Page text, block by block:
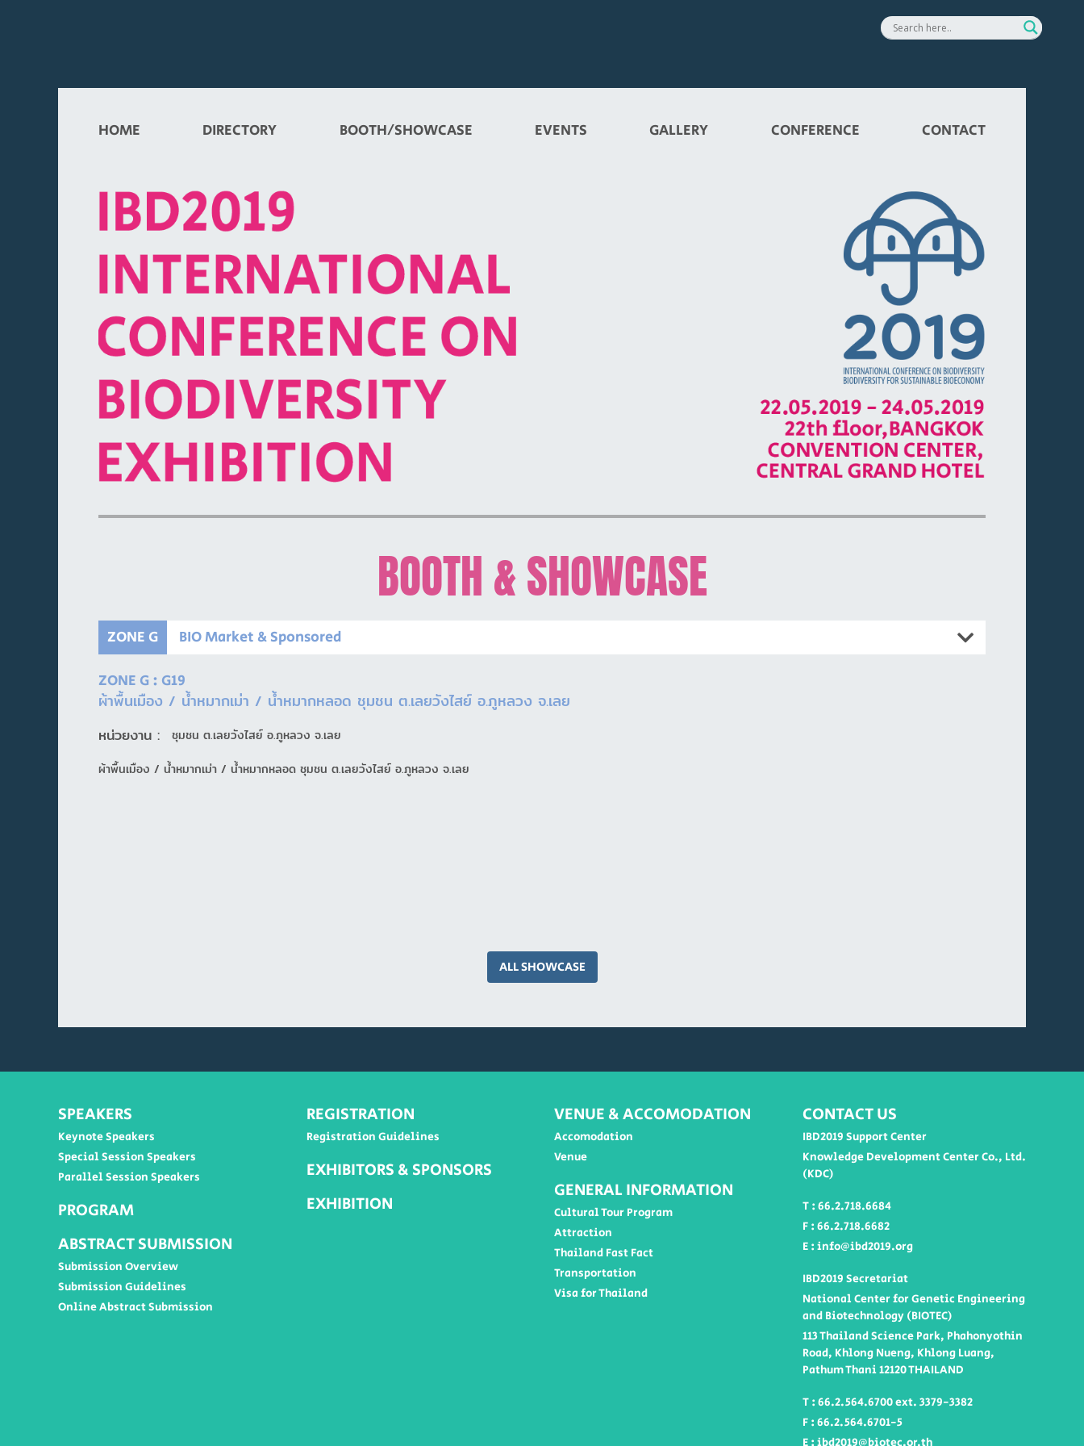
HOME DIRECTORY BOOTH/SHOWCASE EVENTS GALLERY CONFERENCE CONTACT
BOOTH & SHOWCASE
ZONE G BIO Market & Sponsored
ZONE G : G19
ผ้าพื้นเมือง / น้ำหมากเม่า / น้ำหมากหลอด ชุมชน ต.เลยวังไสย์ อ.ภูหลวง จ.เลย
หน่วยงาน :
ชุมชน ต.เลยวังไสย์ อ.ภูหลวง จ.เลย
ผ้าพื้นเมือง / น้ำหมากเม่า / น้ำหมากหลอด ชุมชน ต.เลยวังไสย์ อ.ภูหลวง จ.เลย
ALL SHOWCASE
SPEAKERS
Keynote Speakers
Special Session Speakers
Parallel Session Speakers
PROGRAM
ABSTRACT SUBMISSION
Submission Overview
Submission Guidelines
Online Abstract Submission
REGISTRATION
Registration Guidelines
EXHIBITORS & SPONSORS
EXHIBITION
VENUE & ACCOMODATION
Accomodation
Venue
GENERAL INFORMATION
Cultural Tour Program
Attraction
Thailand Fast Fact
Transportation
Visa for Thailand
CONTACT US
IBD2019 Support Center
Knowledge Development Center Co., Ltd.
(KDC)
T : 66.2.718.6684
F : 66.2.718.6682
E : info@ibd2019.org
IBD2019 Secretariat
National Center for Genetic Engineering
and Biotechnology (BIOTEC)
113 Thailand Science Park, Phahonyothin
Road, Khlong Nueng, Khlong Luang,
Pathum Thani 12120 THAILAND
T : 66.2.564.6700 ext. 3379-3382
F : 66.2.564.6701-5